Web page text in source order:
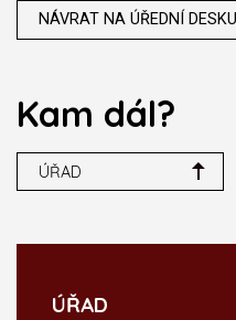
NÁVRAT NA ÚŘEDNÍ DESKU
Kam dál?
ÚŘAD
ÚŘAD